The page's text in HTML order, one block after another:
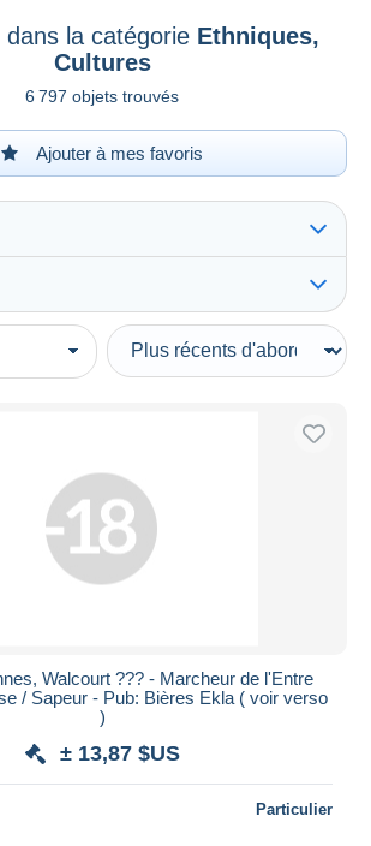
dans la catégorie Ethniques,
Cultures
6 797 objets trouvés
Ajouter à mes favoris
avec offres
sans offres
de vente
jours
Walcourt ??? - Marcheur de l'Entre
/ Sapeur - Pub: Bières Ekla ( voir verso
)
± 13,87 $US
Particulier